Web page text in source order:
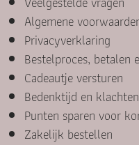
Algemene
Privacyverklaring
Bestelproces, betalen
Cadeautje versturen
Bedenktijd en klachten
Punten sparen voor
Zakelijk bestellen